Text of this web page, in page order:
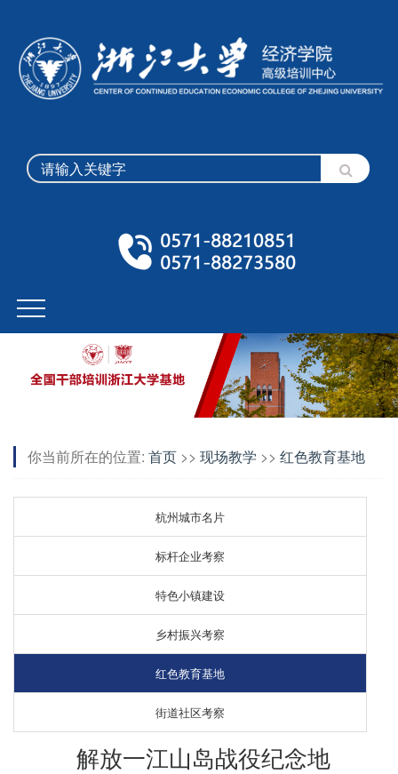
你当前所在的位置: 首页 >> 现场教学 >> 红色教育基地
杭州城市名片
标杆企业考察
特色小镇建设
乡村振兴考察
红色教育基地
街道社区考察
解放一江山岛战役纪念地